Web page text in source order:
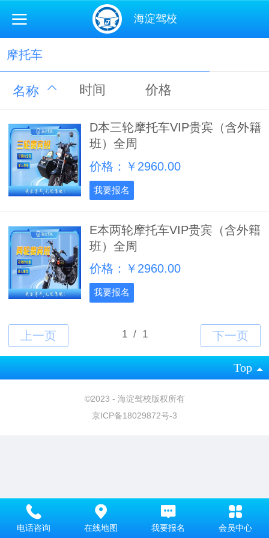
海淀驾校
摩托车
名称 时间 价格
D本三轮摩托车VIP贵宾（含外籍
班）全周
价格：￥2960.00
我要报名
E本两轮摩托车VIP贵宾（含外籍
班）全周
价格：￥2960.00
我要报名
Top
©2023 - 海淀驾校版权所有
京ICP备18029872号-3
电话咨询 在线地图 我要报名 会员中心